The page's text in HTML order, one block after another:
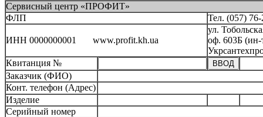
Сервисный центр «ПРОФИТ»
ФЛП
Тел. (057)
ИНН 0000000001 www.profit.kh.ua
ул.
оф. 603Б (ин-
Квитанция №
Заказчик (ФИО)
Конт. телефон (Адрес)
Изделие
Серийный номер